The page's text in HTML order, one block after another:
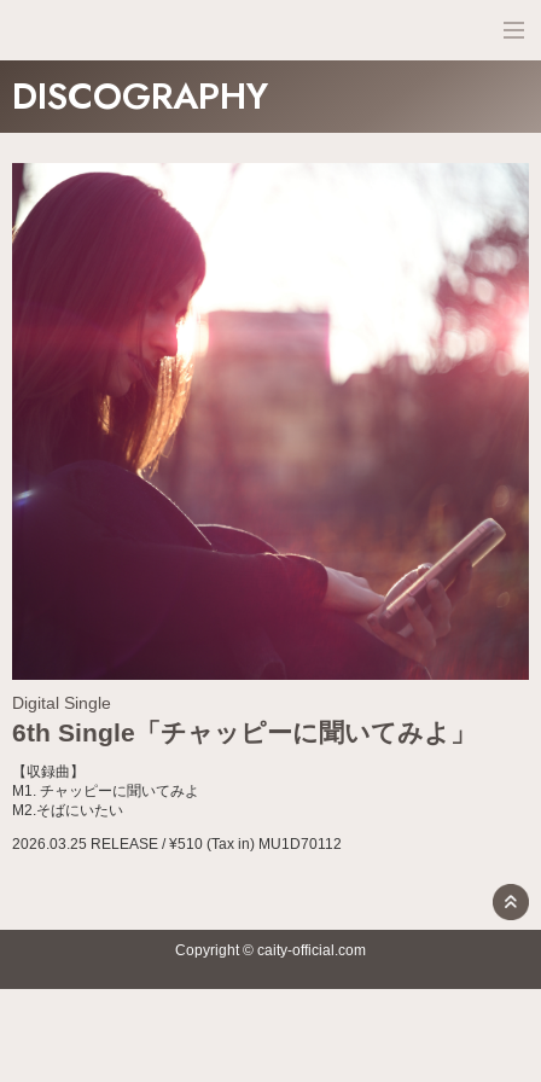
NEWS
PROFILE
DISCOGRAPHY
Digital Single
6th Single「チャッピーに聞いてみよ」
【収録曲】
M1. チャッピーに聞いてみよ
M2.そばにいたい
2026.03.25 RELEASE / ¥510 (Tax in) MU1D70112
Copyright © caity-official.com